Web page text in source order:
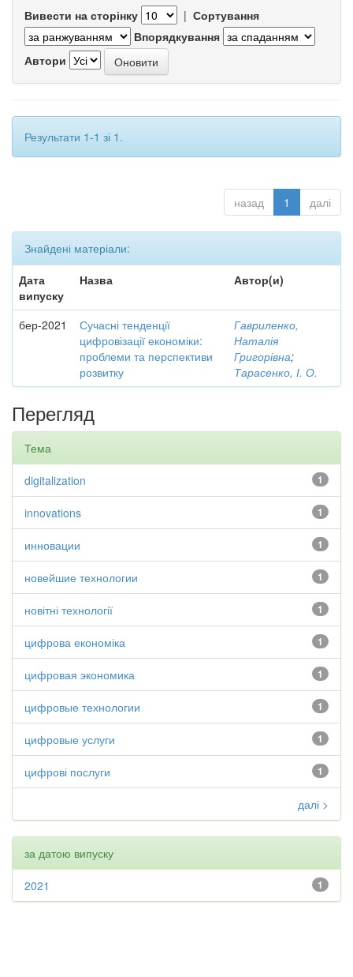
Вивести на сторінку | Сортування
Впорядкування
Автори
Результати 1-1 зі 1.
назад 1 далі
Знайдені матеріали:
Дата
випуску
Назва Автор(и)
бер-2021
Сучасні тенденції
цифровізації економіки:
проблеми та перспективи
розвитку
Гавриленко,
Наталія
Григорівна;
Тарасенко, І. О.
Перегляд
Тема
1
digitalization
1
innovations
1
инновации
1
новейшие технологии
1
новітні технології
1
цифрова економіка
1
цифровая экономика
1
цифровые технологии
1
цифровые услуги
1
цифрові послуги
далі >
за датою випуску
1
2021